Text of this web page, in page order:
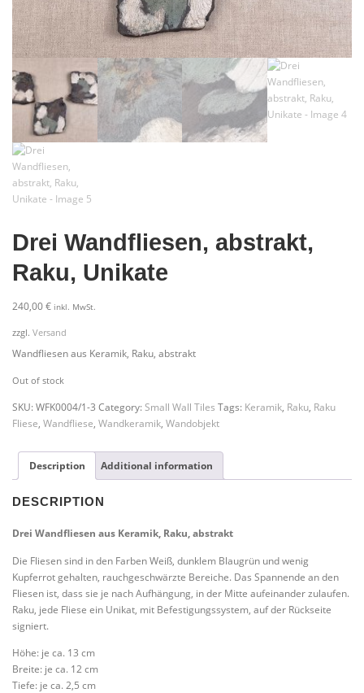
Drei Wandfliesen, abstrakt,
Raku, Unikate
240,00€ inkl. MwSt.
zzgl. Versand
Wandfliesen aus Keramik, Raku, abstrakt
Out of stock
SKU:WFK0004/1-3 Category:Small Wall Tiles Tags: Keramik, Raku, Raku
Fliese, Wandfliese, Wandkeramik, Wandobjekt
Description Additional information
DESCRIPTION
Drei Wandfliesen aus Keramik, Raku, abstrakt
Die Fliesen sind in den Farben Weiß, dunklem Blaugrün und wenig
Kupferrot gehalten, rauchgeschwärzte Bereiche. Das Spannende an den
Fliesen ist, dass sie je nach Aufhängung, in der Mitte aufeinander zulaufen.
Raku, jede Fliese ein Unikat, mit Befestigungssystem, auf der Rückseite
signiert.
Höhe: je ca. 13 cm
Breite: je ca. 12 cm
Tiefe: je ca. 2,5 cm